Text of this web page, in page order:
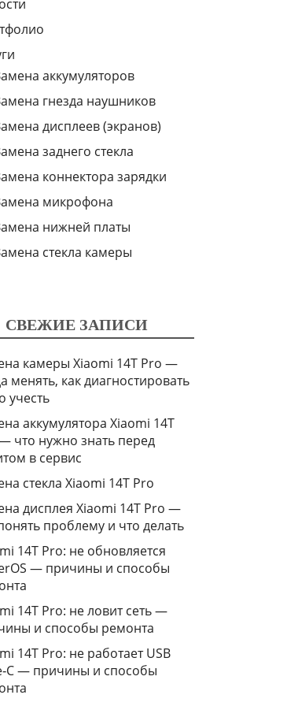
аккумуляторов
гнезда наушников
дисплеев (экранов)
заднего стекла
коннектора зарядки
микрофона
нижней платы
стекла камеры
СВЕЖИЕ ЗАПИСИ
камеры Xiaomi 14T Pro —
менять, как диагностировать
учесть
аккумулятора Xiaomi 14T
что нужно знать перед
в сервис
стекла Xiaomi 14T Pro
дисплея Xiaomi 14T Pro —
проблему и что делать
14T Pro: не обновляется
— причины и способы
14T Pro: не ловит сеть —
и способы ремонта
14T Pro: не работает USB
— причины и способы